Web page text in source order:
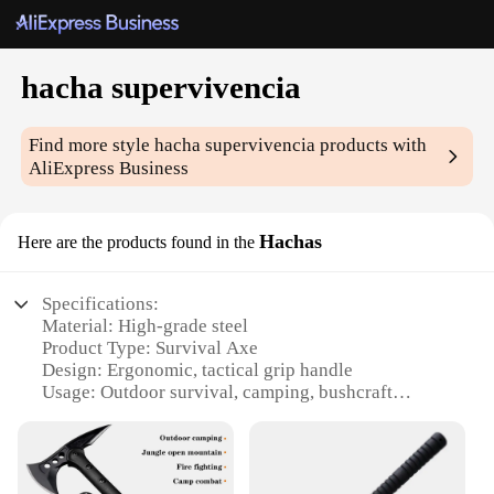
hacha supervivencia
Find more stylehacha supervivencia products with
AliExpress Business
Here are the products found in the Hachas
Specifications:
Material: High-grade steel
Product Type: Survival Axe
Design: Ergonomic, tactical grip handle
Usage: Outdoor survival, camping, bushcraft
Performance: Durable, sharp blade for efficient
cutting